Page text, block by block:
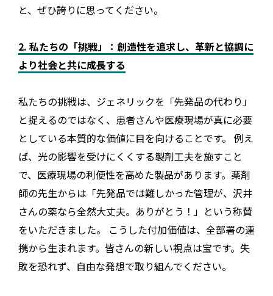
と、ぜひ誇りに思ってください。
2. 私たちの「挑戦」：創造性を追求し、革新と協調に
より社会と共に成長する
私たちの挑戦は、ジェネリックを「先発品の代わり」
と捉えるのではなく、患者さんや医療現場が真に必要
としている本質的な価値に目を向けることです。 例え
ば、光の影響を受けにくくする製剤工夫を施すこと
で、医療現場の利便性を高めた製品があります。薬剤
師の先生からは「先発品では難しかった管理が、沢井
さんの薬なら全然大丈夫。ありがとう！」という称賛
をいただきました。 こうした付加価値は、全部署の連
携から生まれます。皆さんの新しい視点は宝です。失
敗を恐れず、自由な発想で取り組んでください。